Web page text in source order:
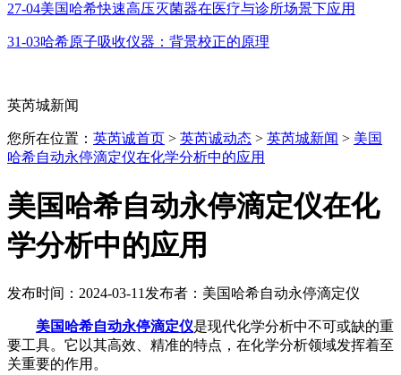
27-04美国哈希快速高压灭菌器在医疗与诊所场景下应用
31-03哈希原子吸收仪器：背景校正的原理
英芮城新闻
您所在位置： 英芮诚首页 > 英芮诚动态 > 英芮城新闻 > 美国
哈希自动永停滴定仪在化学分析中的应用
美国哈希自动永停滴定仪在化
学分析中的应用
发布时间：2024-03-11 发布者：美国哈希自动永停滴定仪
美国哈希自动永停滴定仪是现代化学分析中不可或缺的重
要工具。它以其高效、精准的特点，在化学分析领域发挥着至
关重要的作用。